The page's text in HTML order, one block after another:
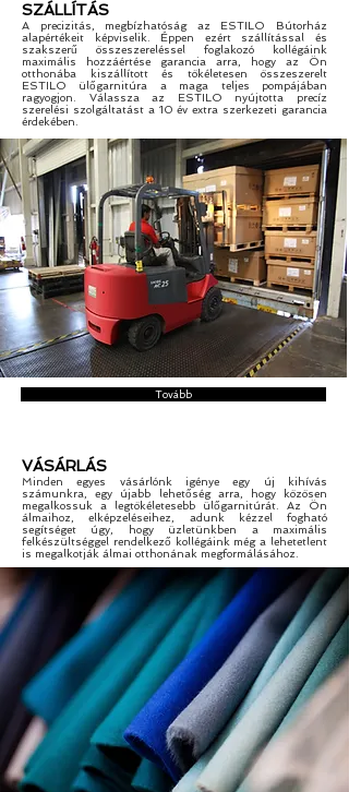
SZÁLLÍTÁS
A precizitás, megbízhatóság az ESTILO Bútorház
alapértékeit képviselik. Éppen ezért szállítással és
szakszerű összeszereléssel foglakozó kollégáink
maximális hozzáértése garancia arra, hogy az Ön
otthonába kiszállított és tökéletesen összeszerelt
ESTILO ülőgarnitúra a maga teljes pompájában
ragyogjon. Válassza az ESTILO nyújtotta precíz
szerelési szolgáltatást a 10 év extra szerkezeti garancia
érdekében.
Tovább
VÁSÁRLÁS
Minden egyes vásárlónk igénye egy új kihívás
számunkra, egy újabb lehetőség arra, hogy közösen
megalkossuk a legtökéletesebb ülőgarnitúrát. Az Ön
álmaihoz, elképzeléseihez, adunk kézzel fogható
segítséget úgy, hogy üzletünkben a maximális
felkészültséggel rendelkező kollégáink még a lehetetlent
is megalkotják álmai otthonának megformálásához.